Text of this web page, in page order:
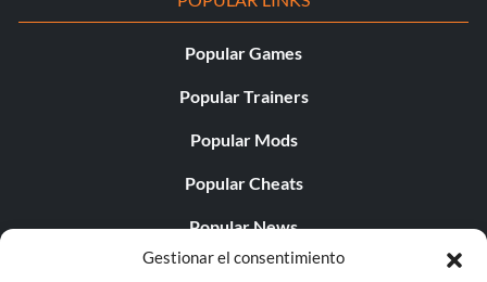
Gestionar el consentimiento
Popular Games
Popular Trainers
Popular Mods
Popular Cheats
Popular News
Popular Editorials